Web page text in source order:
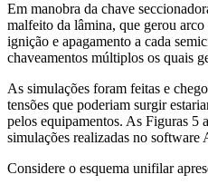
Em manobra da chave
malfeito da lâmina, que gerou
ignição e apagamento a cada
chaveamentos múltiplos os quais
As simulações foram feitas e
tensões que poderiam surgir
pelos equipamentos. As Figuras 5
simulações realizadas no software
Considere o esquema unifilar